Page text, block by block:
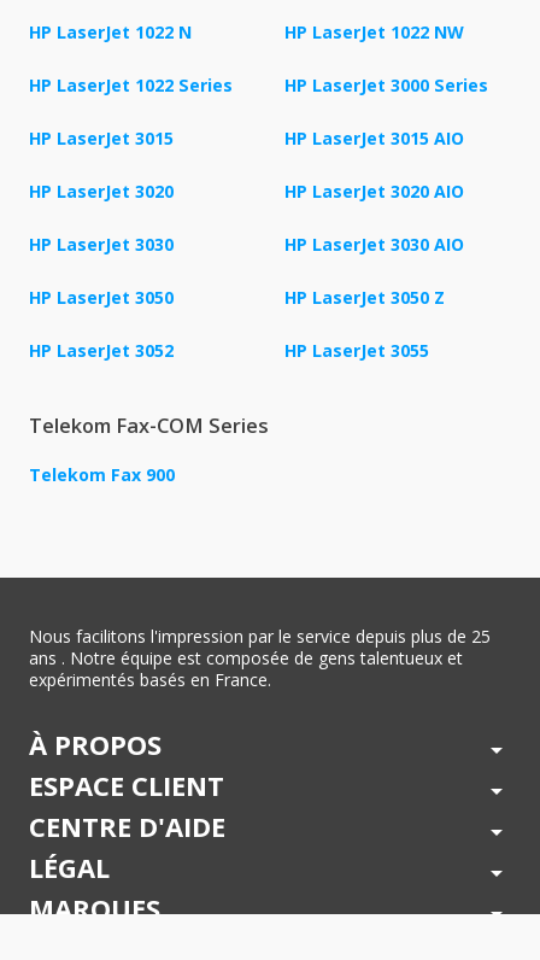
HP LaserJet 1022 N HP LaserJet 1022 NW
HP LaserJet 1022 Series HP LaserJet 3000 Series
HP LaserJet 3015 HP LaserJet 3015 AIO
HP LaserJet 3020 HP LaserJet 3020 AIO
HP LaserJet 3030 HP LaserJet 3030 AIO
HP LaserJet 3050 HP LaserJet 3050 Z
HP LaserJet 3052 HP LaserJet 3055
Telekom Fax-COM Series
Telekom Fax 900
Nous facilitons l'impression par le service depuis plus de 25
ans . Notre équipe est composée de gens talentueux et
expérimentés basés en France.
À PROPOS arrow_drop_down
ESPACE CLIENT arrow_drop_down
CENTRE D'AIDE arrow_drop_down
LÉGAL arrow_drop_down
MARQUES arrow_drop_down